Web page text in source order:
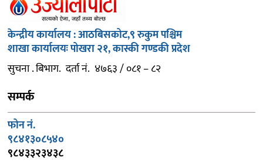
केन्द्रीय कार्यालय : आठबिसकोट,९ रुकुम पश्चिम
शाखा कार्यालयः पोखरा २१, कास्की गण्डकी प्रदेश
सुचना . बिभाग. दर्ता नं. ४७६३ / ०८१ – ८२
सम्पर्क
फोन नं.
९८४१३०८५४०
९८४३३२३४३८